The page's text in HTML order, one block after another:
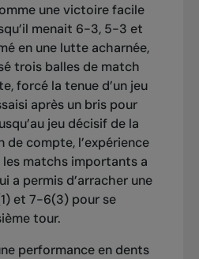
une victoire facile
menait 6-3, 5-3 et
en une lutte acharnée,
trois balles de match
forcé la tenue d’un jeu
après un bris pour
jeu décisif de la
de compte, l’expérience
matchs importants a
a permis d’arracher une
et 7-6(3) pour se
tour.
performance en dents